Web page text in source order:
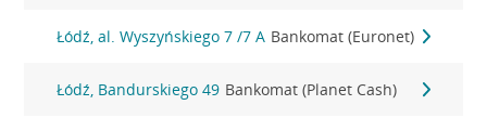
Łódź, al. Wyszyńskiego 7 /7 A Bankomat (Euronet)
Łódź, Bandurskiego 49 Bankomat (Planet Cash)